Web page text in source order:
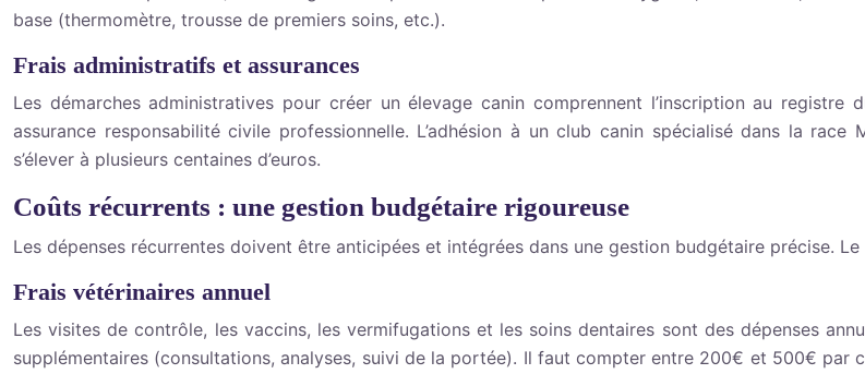
base (thermomètre, trousse de premiers soins, etc.).
Frais administratifs et assurances
Les démarches administratives pour créer un élevage canin comprennent l’inscription au registre
assurance responsabilité civile professionnelle. L’adhésion à un club canin spécialisé dans la
s’élever à plusieurs centaines d’euros.
Coûts récurrents : une gestion budgétaire rigoureuse
Les dépenses récurrentes doivent être anticipées et intégrées dans une gestion budgétaire précise.
Frais vétérinaires annuel
Les visites de contrôle, les vaccins, les vermifugations et les soins dentaires sont des dépenses
supplémentaires (consultations, analyses, suivi de la portée). Il faut compter entre 200€ et 500€ par